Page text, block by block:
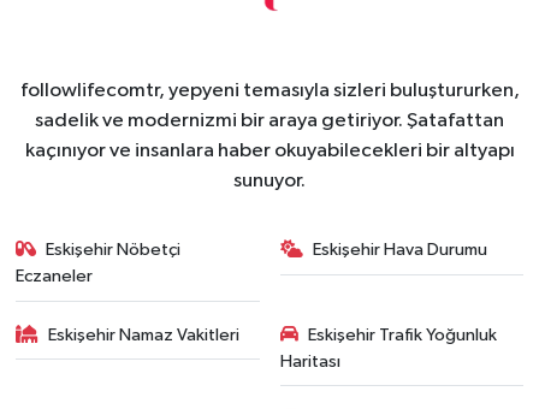
followlifecomtr, yepyeni temasıyla sizleri buluştururken,
sadelik ve modernizmi bir araya getiriyor. Şatafattan
kaçınıyor ve insanlara haber okuyabilecekleri bir altyapı
sunuyor.
Eskişehir Nöbetçi
Eczaneler
Eskişehir Hava Durumu
Eskişehir Namaz Vakitleri
Eskişehir Trafik Yoğunluk
Haritası